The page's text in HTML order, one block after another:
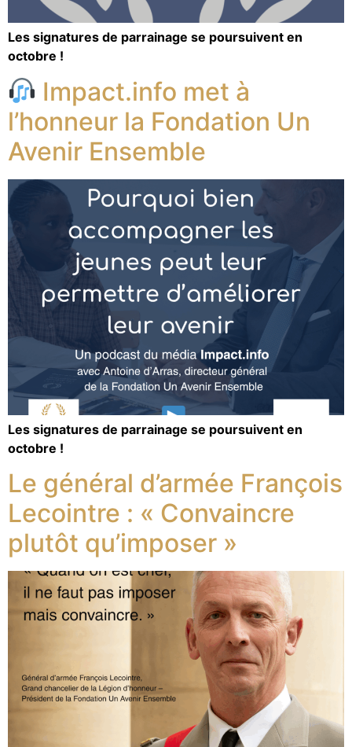
Les signatures de parrainage se poursuivent en
octobre !
Impact.info met à
l’honneur la Fondation Un
Avenir Ensemble
Les signatures de parrainage se poursuivent en
octobre !
Le général d’armée François
Lecointre : « Convaincre
plutôt qu’imposer »